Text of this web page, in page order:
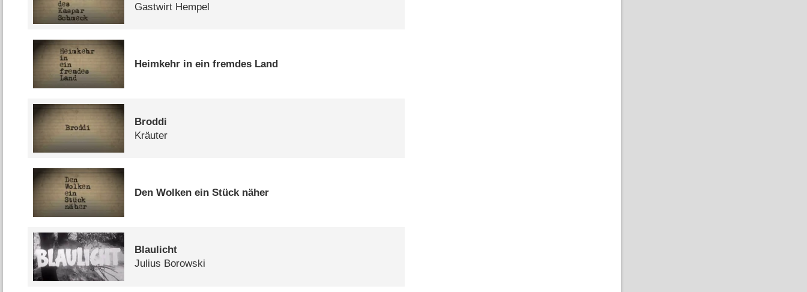
Gastwirt Hempel
Heimkehr in ein fremdes Land
Broddi
Kräuter
Den Wolken ein Stück näher
Blaulicht
Julius Borowski